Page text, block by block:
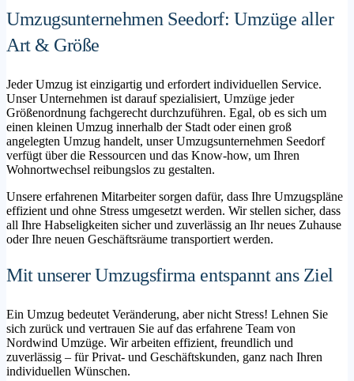
Umzugsunternehmen Seedorf: Umzüge aller
Art & Größe
Jeder Umzug ist einzigartig und erfordert individuellen Service.
Unser Unternehmen ist darauf spezialisiert, Umzüge jeder
Größenordnung fachgerecht durchzuführen. Egal, ob es sich um
einen kleinen Umzug innerhalb der Stadt oder einen groß
angelegten Umzug handelt, unser Umzugsunternehmen Seedorf
verfügt über die Ressourcen und das Know-how, um Ihren
Wohnortwechsel reibungslos zu gestalten.
Unsere erfahrenen Mitarbeiter sorgen dafür, dass Ihre Umzugspläne
effizient und ohne Stress umgesetzt werden. Wir stellen sicher, dass
all Ihre Habseligkeiten sicher und zuverlässig an Ihr neues Zuhause
oder Ihre neuen Geschäftsräume transportiert werden.
Mit unserer Umzugsfirma entspannt ans Ziel
Ein Umzug bedeutet Veränderung, aber nicht Stress! Lehnen Sie
sich zurück und vertrauen Sie auf das erfahrene Team von
Nordwind Umzüge. Wir arbeiten effizient, freundlich und
zuverlässig – für Privat- und Geschäftskunden, ganz nach Ihren
individuellen Wünschen.